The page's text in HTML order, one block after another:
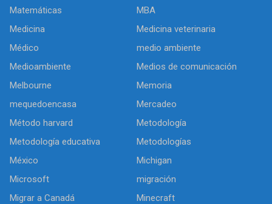
Matemáticas
MBA
Medicina
Medicina veterinaria
Médico
medio ambiente
Medioambiente
Medios de comunicación
Melbourne
Memoria
mequedoencasa
Mercadeo
Método harvard
Metodología
Metodología educativa
Metodologías
México
Michigan
Microsoft
migración
Migrar a Canadá
Minecraft